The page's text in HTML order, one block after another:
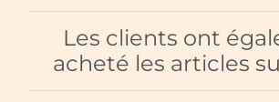
Les clients ont
acheté les articles